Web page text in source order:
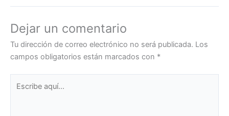
Dejar un comentario
Tu dirección de correo electrónico no será publicada. Los
campos obligatorios están marcados con *
aquí...